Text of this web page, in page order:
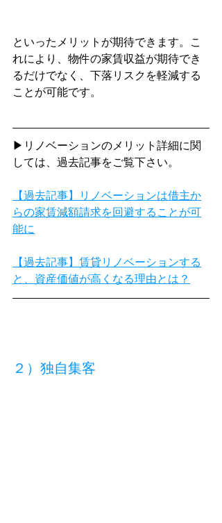
といったメリットが期待できます。こ
れにより、物件の家賃収益が期待でき
るだけでなく、下落リスクを軽減する
ことが可能です。
▶リノベーションのメリット詳細に関
しては、過去記事をご覧下さい。
【過去記事】リノベーションは借主か
らの家賃減額請求を回避することが可
能に
【過去記事】賃貸リノベーションする
と、資産価値が高くなる理由とは？
２）独自集客